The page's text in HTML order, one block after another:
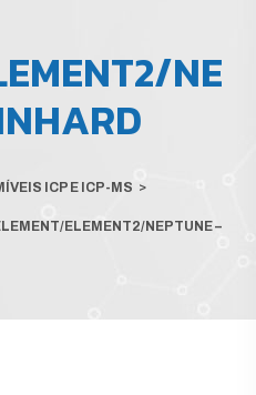
NE
ICP E ICP-MS >
ELEMENT2/NEPTUNE –